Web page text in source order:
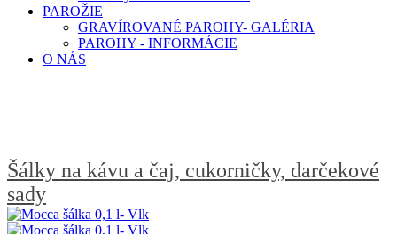
PAROŽIE
GRAVÍROVANÉ PAROHY- GALÉRIA
PAROHY - INFORMÁCIE
O NÁS
Šálky na kávu a čaj, cukorničky, darčekové
sady